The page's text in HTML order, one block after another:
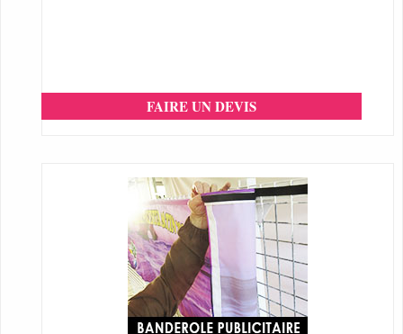
FAIRE UN DEVIS